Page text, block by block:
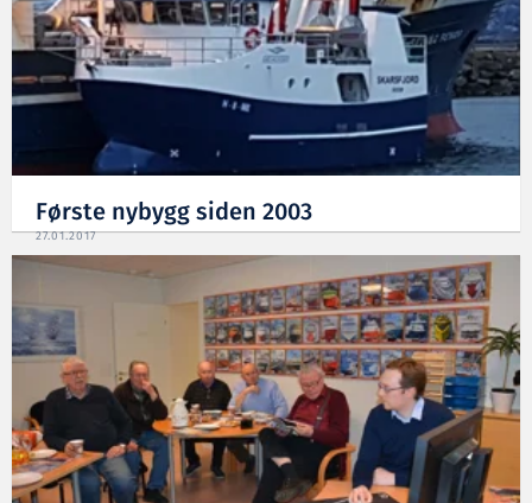
Første nybygg siden 2003
27.01.2017